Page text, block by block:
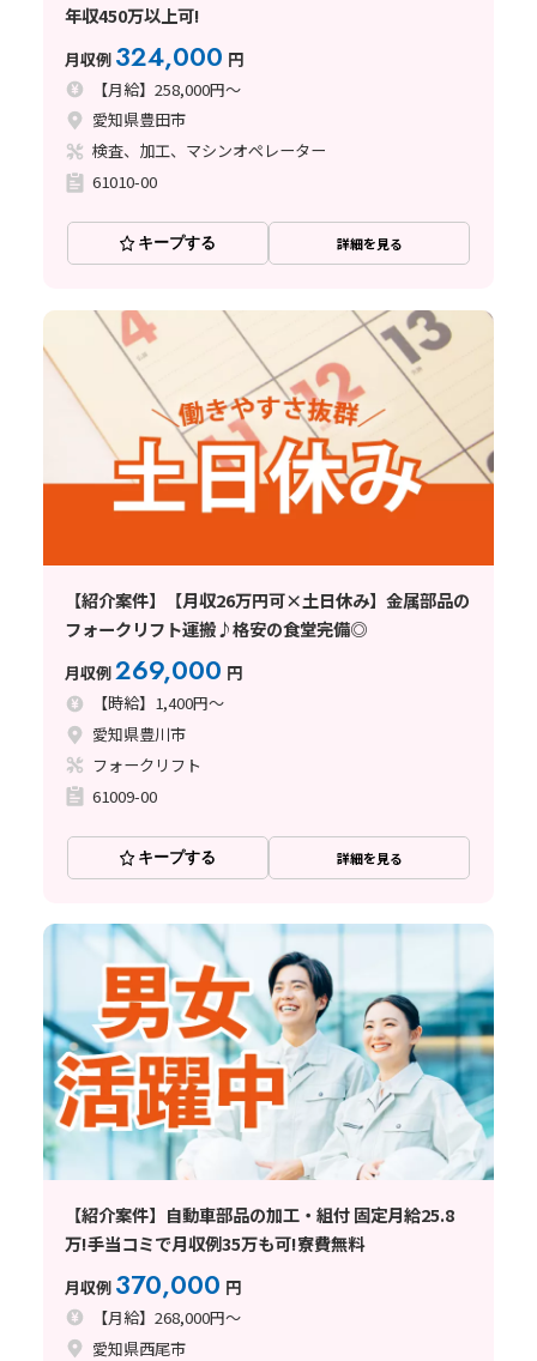
年収450万以上可!
月収例 324,000 円
【月給】258,000円～
愛知県豊田市
検査、加工、マシンオペレーター
61010-00
キープする 詳細を見る
【紹介案件】【月収26万円可×土日休み】金属部品の
フォークリフト運搬♪格安の食堂完備◎
月収例269,000 円
【時給】1,400円～
愛知県豊川市
フォークリフト
61009-00
キープする 詳細を見る
【紹介案件】自動車部品の加工・組付 固定月給25.8
万!手当コミで月収例35万も可!寮費無料
月収例 370,000 円
【月給】268,000円～
愛知県西尾市